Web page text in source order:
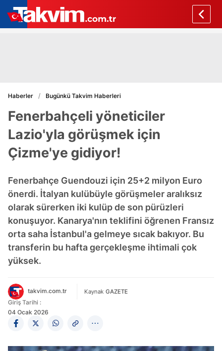
Haberler Bugünkü Takvim Haberleri
Fenerbahçeli yöneticiler
Lazio'yla görüşmek için
Çizme'ye gidiyor!
Fenerbahçe Guendouzi için 25+2 milyon Euro
önerdi. İtalyan kulübüyle görüşmeler aralıksız
olarak sürerken iki kulüp de son pürüzleri
konuşuyor. Kanarya'nın teklifini öğrenen Fransız
orta saha İstanbul'a gelmeye sıcak bakıyor. Bu
transferin bu hafta gerçekleşme ihtimali çok
yüksek.
takvim.com.tr Kaynak GAZETE
Giriş Tarihi :
04 Ocak 2026